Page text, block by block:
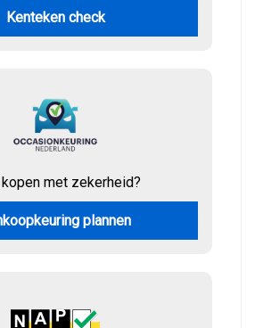
Kenteken check
met zekerheid?
plannen